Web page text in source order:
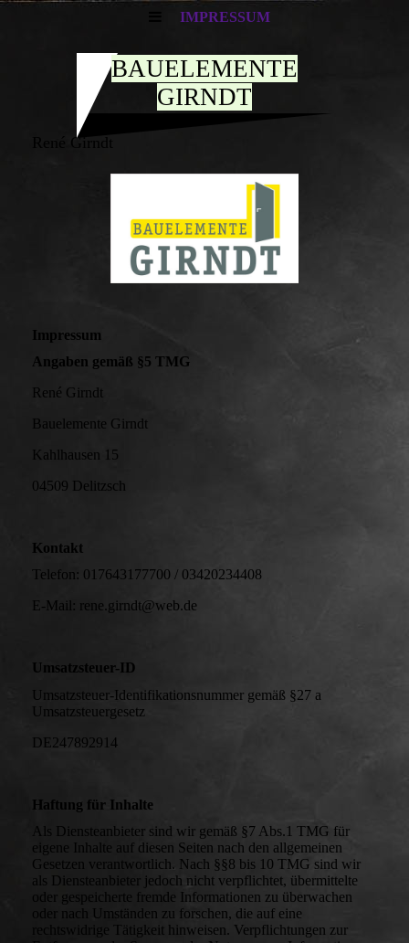
IMPRESSUM
BAUELEMENTE
GIRNDT
René Girndt
Impressum
Angaben gemäß §5 TMG
René Girndt
Bauelemente Girndt
Kahlhausen 15
04509 Delitzsch
Kontakt
Telefon: 017643177700 / 03420234408
E-Mail: rene.girndt@web.de
Umsatzsteuer-ID
Umsatzsteuer-Identifikationsnummer gemäß §27 a
Umsatzsteuergesetz
DE247892914
Haftung für Inhalte
Als Diensteanbieter sind wir gemäß §7 Abs.1 TMG für
eigene Inhalte auf diesen Seiten nach den allgemeinen
Gesetzen verantwortlich. Nach §§8 bis 10 TMG sind wir
als Diensteanbieter jedoch nicht verpflichtet, übermittelte
oder gespeicherte fremde Informationen zu überwachen
oder nach Umständen zu forschen, die auf eine
rechtswidrige Tätigkeit hinweisen. Verpflichtungen zur